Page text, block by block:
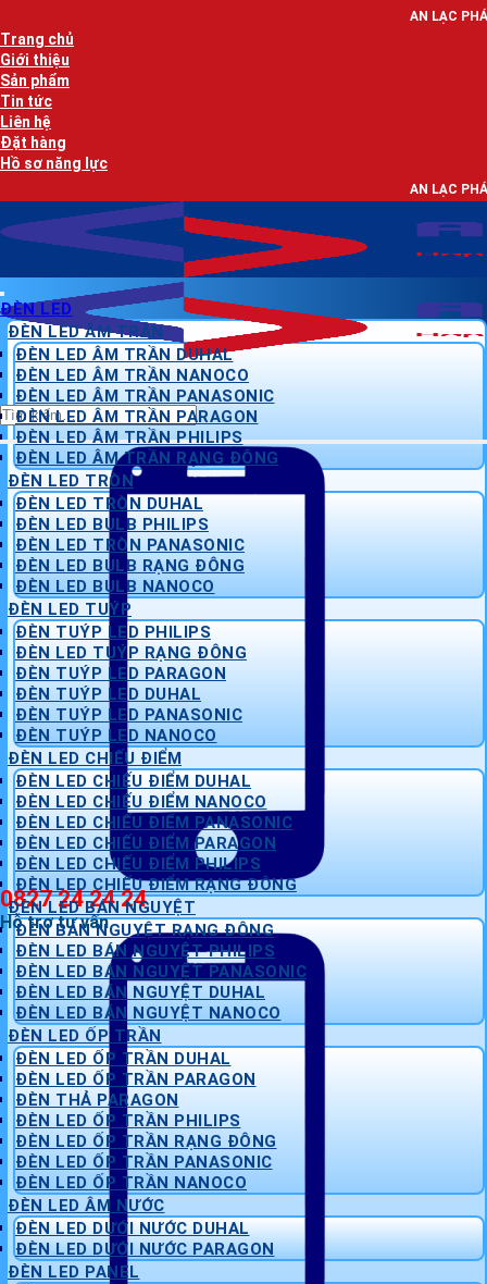
qua
nội
dung
AN LẠC PHÁT - NHÀ PHÂN
Trang chủ
Giới thiệu
Sản phẩm
Tin tức
Liên hệ
Đặt hàng
Hồ sơ năng lực
AN LẠC PHÁT - NHÀ PHÂN
Tìm
kiếm:
0827 24 24 24
Hỗ trợ tư vấn
ĐÈN LED
ĐÈN LED ÂM TRẦN
ĐÈN LED ÂM TRẦN DUHAL
ĐÈN LED ÂM TRẦN NANOCO
ĐÈN LED ÂM TRẦN PANASONIC
ĐÈN LED ÂM TRẦN PARAGON
ĐÈN LED ÂM TRẦN PHILIPS
ĐÈN LED ÂM TRẦN RẠNG ĐÔNG
ĐÈN LED TRÒN
ĐÈN LED TRÒN DUHAL
ĐÈN LED BULB PHILIPS
ĐÈN LED TRÒN PANASONIC
ĐÈN LED BULB RẠNG ĐÔNG
ĐÈN LED BULB NANOCO
ĐÈN LED TUÝP
ĐÈN TUÝP LED PHILIPS
ĐÈN LED TUÝP RẠNG ĐÔNG
ĐÈN TUÝP LED PARAGON
ĐÈN TUÝP LED DUHAL
ĐÈN TUÝP LED PANASONIC
ĐÈN TUÝP LED NANOCO
ĐÈN LED CHIẾU ĐIỂM
ĐÈN LED CHIẾU ĐIỂM DUHAL
ĐÈN LED CHIẾU ĐIỂM NANOCO
ĐÈN LED CHIẾU ĐIỂM PANASONIC
ĐÈN LED CHIẾU ĐIỂM PARAGON
ĐÈN LED CHIẾU ĐIỂM PHILIPS
ĐÈN LED CHIẾU ĐIỂM RẠNG ĐÔNG
ĐÈN LED BÁN NGUYỆT
ĐÈN BÁN NGUYỆT RẠNG ĐÔNG
ĐÈN LED BÁN NGUYỆT PHILIPS
ĐÈN LED BÁN NGUYỆT PANASONIC
ĐÈN LED BÁN NGUYỆT DUHAL
ĐÈN LED BÁN NGUYỆT NANOCO
ĐÈN LED ỐP TRẦN
ĐÈN LED ỐP TRẦN DUHAL
ĐÈN LED ỐP TRẦN PARAGON
ĐÈN THẢ PARAGON
ĐÈN LED ỐP TRẦN PHILIPS
ĐÈN LED ỐP TRẦN RẠNG ĐÔNG
ĐÈN LED ỐP TRẦN PANASONIC
ĐÈN LED ỐP TRẦN NANOCO
ĐÈN LED ÂM NƯỚC
ĐÈN LED DƯỚI NƯỚC DUHAL
ĐÈN LED DƯỚI NƯỚC PARAGON
ĐÈN LED PANEL